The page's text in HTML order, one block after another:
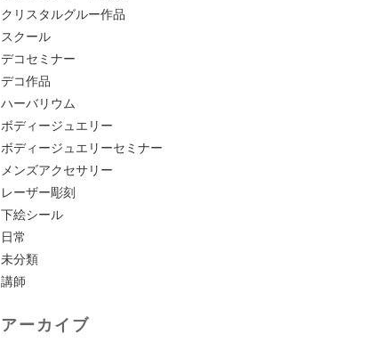
クリスタルグルー作品
スクール
デコセミナー
デコ作品
ハーバリウム
ボディージュエリー
ボディージュエリーセミナー
メンズアクセサリー
レーザー彫刻
下絵シール
日常
未分類
講師
アーカイブ